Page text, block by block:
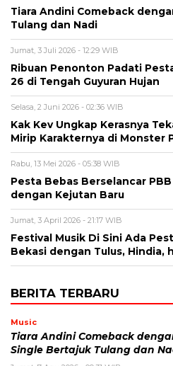
Tiara Andini Comeback
Tulang dan Nadi
Jumat, 3 Juli 2026 - 12:29 WIB
Ribuan Penonton Padati
26 di Tengah Guyuran Hujan
Selasa, 2 Juni 2026 - 02:36 WIB
Kak Kev Ungkap Kerasnya
Mirip Karakternya di Monster
Rabu, 13 Mei 2026 - 05:38 WIB
Pesta Bebas Berselancar
dengan Kejutan Baru
Jumat, 3 April 2026 - 21:17 WIB
Festival Musik Di Sini Ada
Bekasi dengan Tulus, Hindia,
BERITA TERBARU
Music
Tiara Andini Comeback
Single Bertajuk Tulang dan